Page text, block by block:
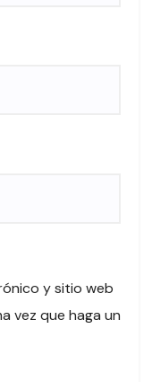
y sitio web
vez que haga un